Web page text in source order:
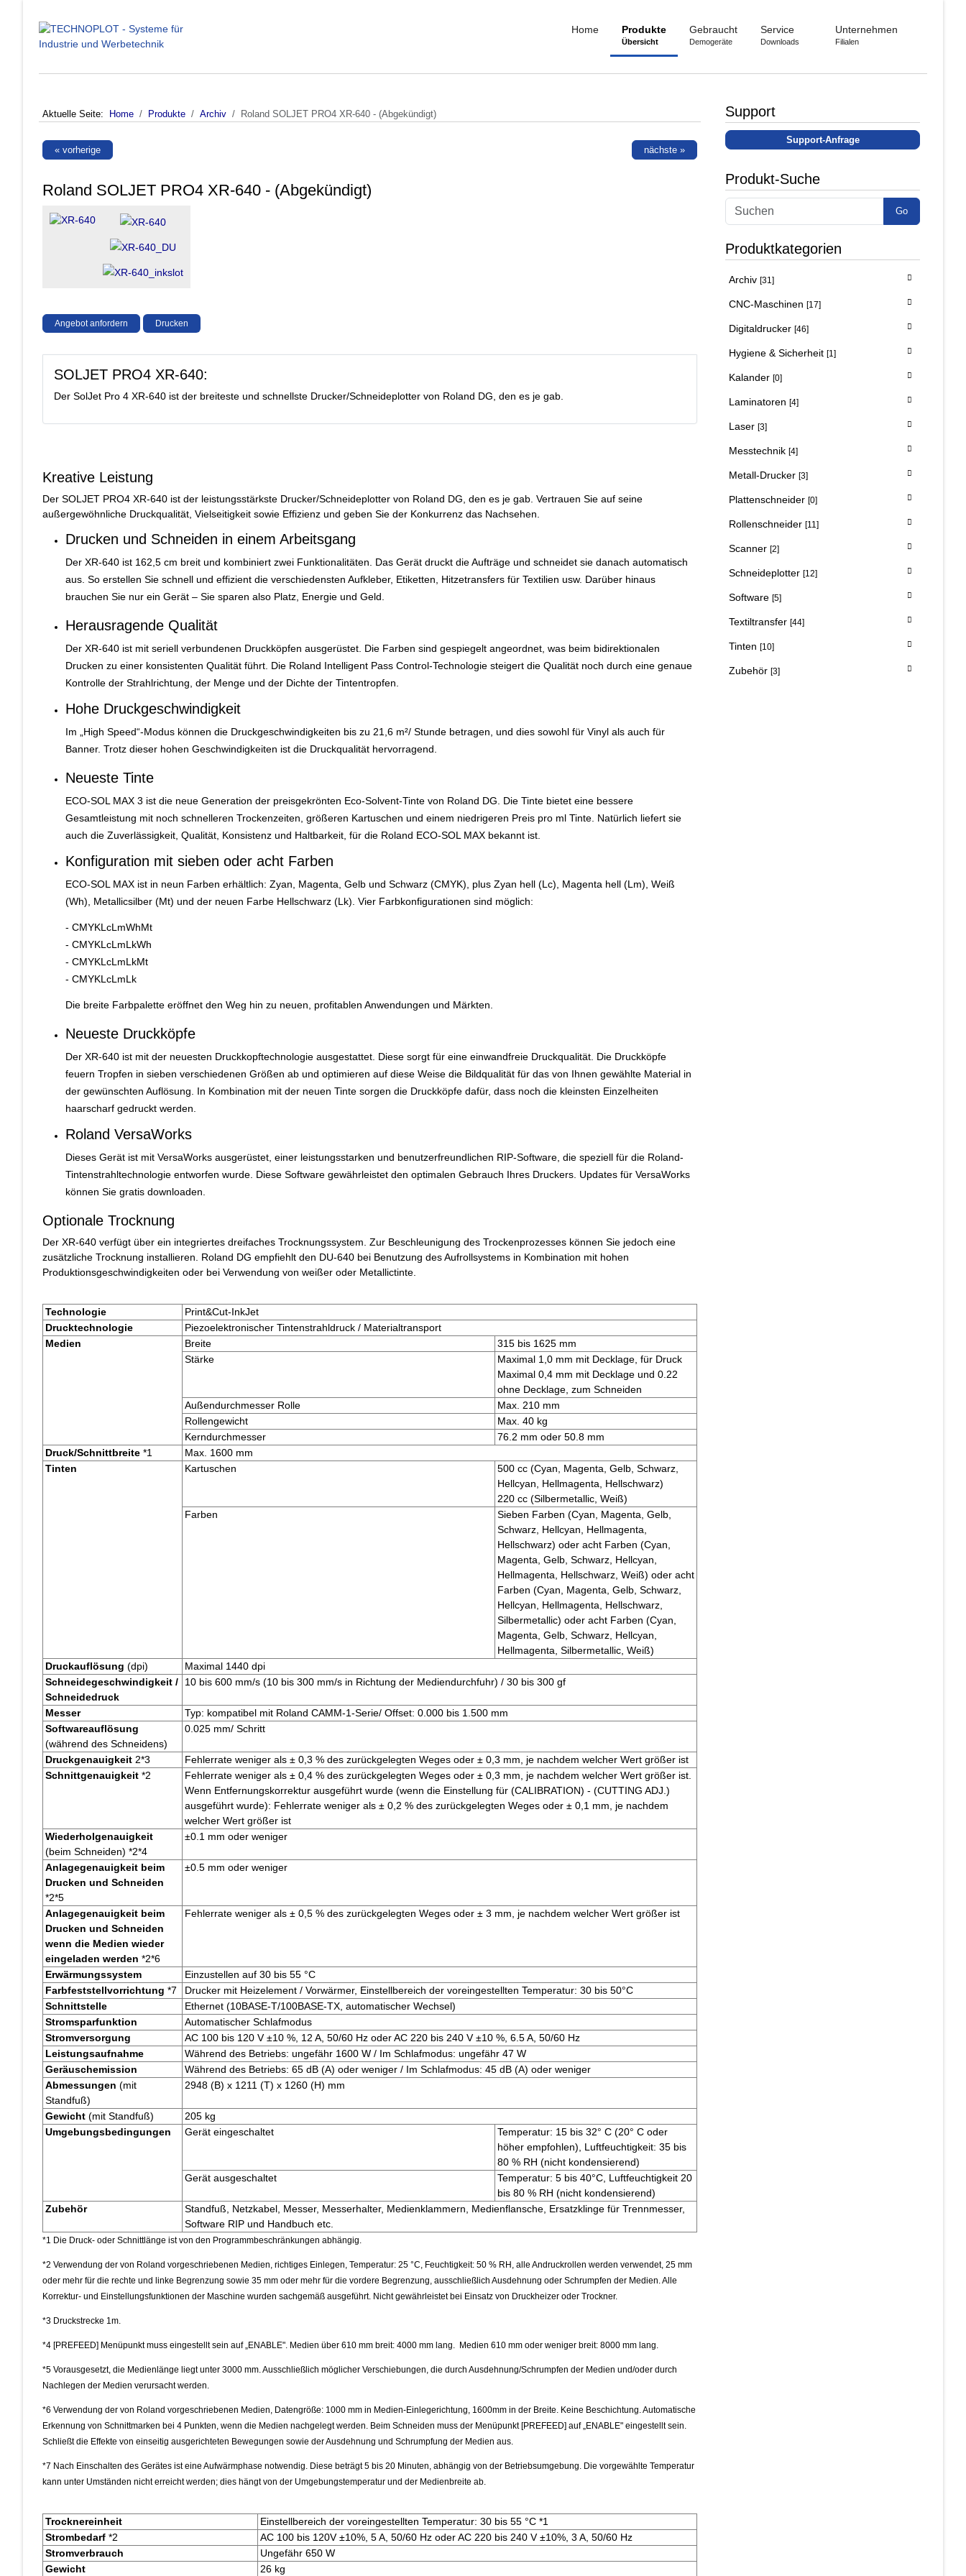
Home Produkte
Übersicht
Gebraucht
Demogeräte
Service
Downloads
Unternehmen
Filialen
Aktuelle Seite: Home Produkte Archiv Roland SOLJET PRO4 XR-640 - (Abgekündigt)
« vorherige nächste »
Roland SOLJET PRO4 XR-640 - (Abgekündigt)
Angebot anfordern Drucken
SOLJET PRO4 XR-640:
Der SolJet Pro 4 XR-640 ist der breiteste und schnellste Drucker/Schneideplotter von Roland DG, den es je gab.
Kreative Leistung
Der SOLJET PRO4 XR-640 ist der leistungsstärkste Drucker/Schneideplotter von Roland DG, den es je gab. Vertrauen Sie auf seine
außergewöhnliche Druckqualität, Vielseitigkeit sowie Effizienz und geben Sie der Konkurrenz das Nachsehen.
Drucken und Schneiden in einem Arbeitsgang
Der XR-640 ist 162,5 cm breit und kombiniert zwei Funktionalitäten. Das Gerät druckt die Aufträge und schneidet sie danach automatisch
aus. So erstellen Sie schnell und effizient die verschiedensten Aufkleber, Etiketten, Hitzetransfers für Textilien usw. Darüber hinaus
brauchen Sie nur ein Gerät – Sie sparen also Platz, Energie und Geld.
Herausragende Qualität
Der XR-640 ist mit seriell verbundenen Druckköpfen ausgerüstet. Die Farben sind gespiegelt angeordnet, was beim bidirektionalen
Drucken zu einer konsistenten Qualität führt. Die Roland Intelligent Pass Control-Technologie steigert die Qualität noch durch eine genaue
Kontrolle der Strahlrichtung, der Menge und der Dichte der Tintentropfen.
Hohe Druckgeschwindigkeit
Im „High Speed“-Modus können die Druckgeschwindigkeiten bis zu 21,6 m²/ Stunde betragen, und dies sowohl für Vinyl als auch für
Banner. Trotz dieser hohen Geschwindigkeiten ist die Druckqualität hervorragend.
Neueste Tinte
ECO-SOL MAX 3 ist die neue Generation der preisgekrönten Eco-Solvent-Tinte von Roland DG. Die Tinte bietet eine bessere
Gesamtleistung mit noch schnelleren Trockenzeiten, größeren Kartuschen und einem niedrigeren Preis pro ml Tinte. Natürlich liefert sie
auch die Zuverlässigkeit, Qualität, Konsistenz und Haltbarkeit, für die Roland ECO-SOL MAX bekannt ist.
Konfiguration mit sieben oder acht Farben
ECO-SOL MAX ist in neun Farben erhältlich: Zyan, Magenta, Gelb und Schwarz (CMYK), plus Zyan hell (Lc), Magenta hell (Lm), Weiß
(Wh), Metallicsilber (Mt) und der neuen Farbe Hellschwarz (Lk). Vier Farbkonfigurationen sind möglich:
- CMYKLcLmWhMt
- CMYKLcLmLkWh
- CMYKLcLmLkMt
- CMYKLcLmLk
Die breite Farbpalette eröffnet den Weg hin zu neuen, profitablen Anwendungen und Märkten.
Neueste Druckköpfe
Der XR-640 ist mit der neuesten Druckkopftechnologie ausgestattet. Diese sorgt für eine einwandfreie Druckqualität. Die Druckköpfe
feuern Tropfen in sieben verschiedenen Größen ab und optimieren auf diese Weise die Bildqualität für das von Ihnen gewählte Material in
der gewünschten Auflösung. In Kombination mit der neuen Tinte sorgen die Druckköpfe dafür, dass noch die kleinsten Einzelheiten
haarscharf gedruckt werden.
Roland VersaWorks
Dieses Gerät ist mit VersaWorks ausgerüstet, einer leistungsstarken und benutzerfreundlichen RIP-Software, die speziell für die Roland-
Tintenstrahltechnologie entworfen wurde. Diese Software gewährleistet den optimalen Gebrauch Ihres Druckers. Updates für VersaWorks
können Sie gratis downloaden.
Optionale Trocknung
Der XR-640 verfügt über ein integriertes dreifaches Trocknungssystem. Zur Beschleunigung des Trockenprozesses können Sie jedoch eine
zusätzliche Trocknung installieren. Roland DG empfiehlt den DU-640 bei Benutzung des Aufrollsystems in Kombination mit hohen
Produktionsgeschwindigkeiten oder bei Verwendung von weißer oder Metallictinte.
Technologie
Print&Cut-InkJet
Drucktechnologie
Piezoelektronischer Tintenstrahldruck / Materialtransport
Medien
Breite
315 bis 1625 mm
Stärke
Maximal 1,0 mm mit Decklage, für Druck
Maximal 0,4 mm mit Decklage und 0.22
ohne Decklage, zum Schneiden
Außendurchmesser Rolle
Max. 210 mm
Rollengewicht
Max. 40 kg
Kerndurchmesser
76.2 mm oder 50.8 mm
Druck/Schnittbreite *1
Max. 1600 mm
Tinten
Kartuschen
500 cc (Cyan, Magenta, Gelb, Schwarz,
Hellcyan, Hellmagenta, Hellschwarz)
220 cc (Silbermetallic, Weiß)
Farben
Sieben Farben (Cyan, Magenta, Gelb,
Schwarz, Hellcyan, Hellmagenta,
Hellschwarz) oder acht Farben (Cyan,
Magenta, Gelb, Schwarz, Hellcyan,
Hellmagenta, Hellschwarz, Weiß) oder acht
Farben (Cyan, Magenta, Gelb, Schwarz,
Hellcyan, Hellmagenta, Hellschwarz,
Silbermetallic) oder acht Farben (Cyan,
Magenta, Gelb, Schwarz, Hellcyan,
Hellmagenta, Silbermetallic, Weiß)
Druckauflösung (dpi)
Maximal 1440 dpi
Schneidegeschwindigkeit /
Schneidedruck
10 bis 600 mm/s (10 bis 300 mm/s in Richtung der Mediendurchfuhr) / 30 bis 300 gf
Messer
Typ: kompatibel mit Roland CAMM-1-Serie/ Offset: 0.000 bis 1.500 mm
Softwareauflösung
(während des Schneidens)
0.025 mm/ Schritt
Druckgenauigkeit 2*3
Fehlerrate weniger als ± 0,3 % des zurückgelegten Weges oder ± 0,3 mm, je nachdem welcher Wert größer ist
Schnittgenauigkeit *2
Fehlerrate weniger als ± 0,4 % des zurückgelegten Weges oder ± 0,3 mm, je nachdem welcher Wert größer ist.
Wenn Entfernungskorrektur ausgeführt wurde (wenn die Einstellung für (CALIBRATION) - (CUTTING ADJ.)
ausgeführt wurde): Fehlerrate weniger als ± 0,2 % des zurückgelegten Weges oder ± 0,1 mm, je nachdem
welcher Wert größer ist
Wiederholgenauigkeit
(beim Schneiden) *2*4
±0.1 mm oder weniger
Anlagegenauigkeit beim
Drucken und Schneiden
*2*5
±0.5 mm oder weniger
Anlagegenauigkeit beim
Drucken und Schneiden
wenn die Medien wieder
eingeladen werden *2*6
Fehlerrate weniger als ± 0,5 % des zurückgelegten Weges oder ± 3 mm, je nachdem welcher Wert größer ist
Erwärmungssystem
Einzustellen auf 30 bis 55 °C
Farbfeststellvorrichtung *7
Drucker mit Heizelement / Vorwärmer, Einstellbereich der voreingestellten Temperatur: 30 bis 50°C
Schnittstelle
Ethernet (10BASE-T/100BASE-TX, automatischer Wechsel)
Stromsparfunktion
Automatischer Schlafmodus
Stromversorgung
AC 100 bis 120 V ±10 %, 12 A, 50/60 Hz oder AC 220 bis 240 V ±10 %, 6.5 A, 50/60 Hz
Leistungsaufnahme
Während des Betriebs: ungefähr 1600 W / Im Schlafmodus: ungefähr 47 W
Geräuschemission
Während des Betriebs: 65 dB (A) oder weniger / Im Schlafmodus: 45 dB (A) oder weniger
Abmessungen (mit
Standfuß)
2948 (B) x 1211 (T) x 1260 (H) mm
Gewicht (mit Standfuß)
205 kg
Umgebungsbedingungen
Gerät eingeschaltet
Temperatur: 15 bis 32° C (20° C oder
höher empfohlen), Luftfeuchtigkeit: 35 bis
80 % RH (nicht kondensierend)
Gerät ausgeschaltet
Temperatur: 5 bis 40°C, Luftfeuchtigkeit 20
bis 80 % RH (nicht kondensierend)
Zubehör
Standfuß, Netzkabel, Messer, Messerhalter, Medienklammern, Medienflansche, Ersatzklinge für Trennmesser,
Software RIP und Handbuch etc.
*1 Die Druck- oder Schnittlänge ist von den Programmbeschränkungen abhängig.
*2 Verwendung der von Roland vorgeschriebenen Medien, richtiges Einlegen, Temperatur: 25 °C, Feuchtigkeit: 50 % RH, alle Andruckrollen werden verwendet, 25 mm
oder mehr für die rechte und linke Begrenzung sowie 35 mm oder mehr für die vordere Begrenzung, ausschließlich Ausdehnung oder Schrumpfen der Medien. Alle
Korrektur- und Einstellungsfunktionen der Maschine wurden sachgemäß ausgeführt. Nicht gewährleistet bei Einsatz von Druckheizer oder Trockner.
*3 Druckstrecke 1m.
*4 [PREFEED] Menüpunkt muss eingestellt sein auf „ENABLE". Medien über 610 mm breit: 4000 mm lang. Medien 610 mm oder weniger breit: 8000 mm lang.
*5 Vorausgesetzt, die Medienlänge liegt unter 3000 mm. Ausschließlich möglicher Verschiebungen, die durch Ausdehnung/Schrumpfen der Medien und/oder durch
Nachlegen der Medien verursacht werden.
*6 Verwendung der von Roland vorgeschriebenen Medien, Datengröße: 1000 mm in Medien-Einlegerichtung, 1600mm in der Breite. Keine Beschichtung. Automatische
Erkennung von Schnittmarken bei 4 Punkten, wenn die Medien nachgelegt werden. Beim Schneiden muss der Menüpunkt [PREFEED] auf „ENABLE" eingestellt sein.
Schließt die Effekte von einseitig ausgerichteten Bewegungen sowie der Ausdehnung und Schrumpfung der Medien aus.
*7 Nach Einschalten des Gerätes ist eine Aufwärmphase notwendig. Diese beträgt 5 bis 20 Minuten, abhängig von der Betriebsumgebung. Die vorgewählte Temperatur
kann unter Umständen nicht erreicht werden; dies hängt von der Umgebungstemperatur und der Medienbreite ab.
Trocknereinheit
Einstellbereich der voreingestellten Temperatur: 30 bis 55 °C *1
Strombedarf *2
AC 100 bis 120V ±10%, 5 A, 50/60 Hz oder AC 220 bis 240 V ±10%, 3 A, 50/60 Hz
Stromverbrauch
Ungefähr 650 W
Gewicht
26 kg
Support
Support-Anfrage
Produkt-Suche
Go
Produktkategorien
Archiv [31]
CNC-Maschinen [17]
Digitaldrucker [46]
Hygiene & Sicherheit [1]
Kalander [0]
Laminatoren [4]
Laser [3]
Messtechnik [4]
Metall-Drucker [3]
Plattenschneider [0]
Rollenschneider [11]
Scanner [2]
Schneideplotter [12]
Software [5]
Textiltransfer [44]
Tinten [10]
Zubehör [3]